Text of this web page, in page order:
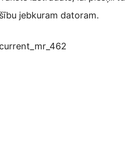
jebkuram datoram.